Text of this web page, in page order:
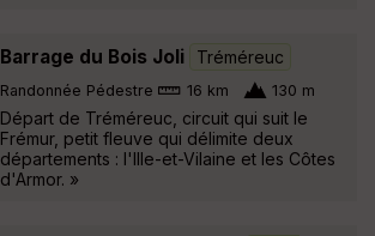
Barrage du Bois Joli Tréméreuc
Randonnée Pédestre 16 km 130 m
Départ de Tréméreuc, circuit qui suit le
Frémur, petit fleuve qui délimite deux
départements : l'Ille-et-Vilaine et les Côtes
d'Armor. »